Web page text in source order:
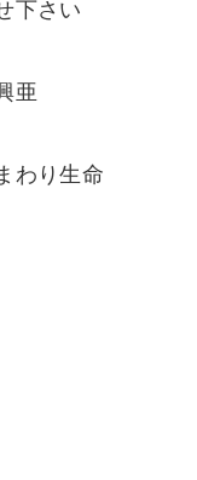
下さい
亜
わり生命